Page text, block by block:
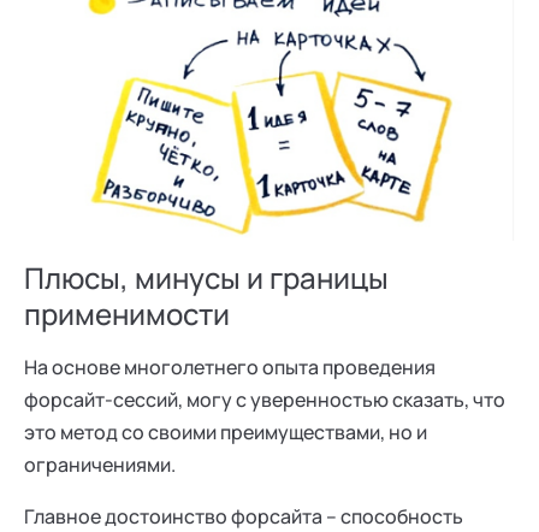
Плюсы, минусы и границы
применимости
На основе многолетнего опыта проведения
форсайт-сессий, могу с уверенностью сказать, что
это метод со своими преимуществами, но и
ограничениями.
Главное достоинство форсайта – способность